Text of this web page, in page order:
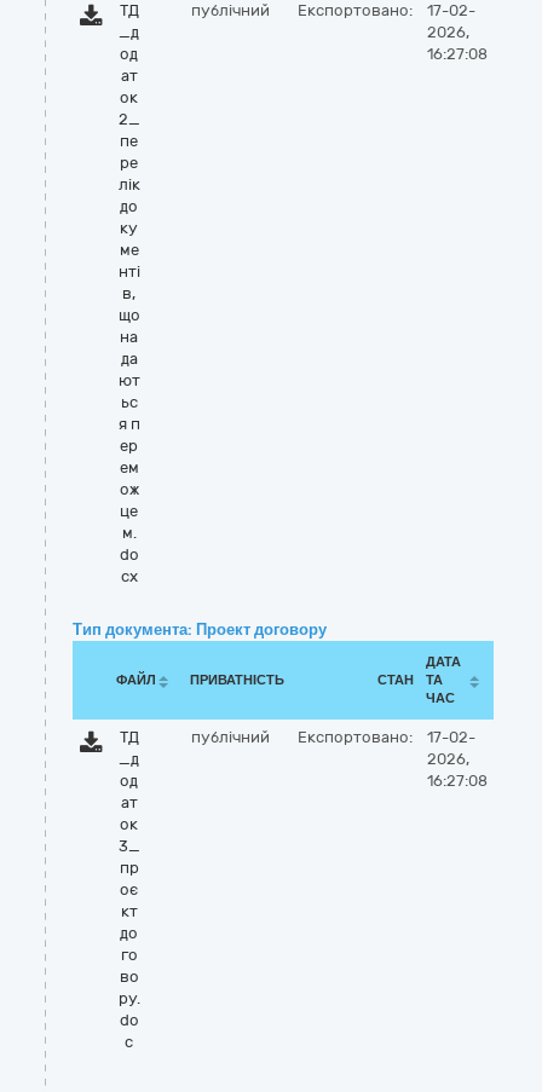
ТД
_д
од
ат
ок
2_
пе
ре
лік
до
ку
ме
нті
в,
що
на
да
ют
ьс
я п
ер
ем
ож
це
м.
do
cx
публічний Експортовано:
17-02-
2026,
16:27:08
Тип документа: Проект договору
ФАЙЛ ПРИВАТНІСТЬ СТАН
ДАТА
ТА
ЧАС
ТД
_д
од
ат
ок
3_
пр
оє
кт
до
го
во
ру.
do
c
публічний Експортовано:
17-02-
2026,
16:27:08